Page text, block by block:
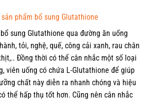
phẩm bổ sung Glutathione
sung Glutathione qua đường ăn uống
tỏi, nghệ, quế, công cải xanh, rau chân
Đồng thời có thể cân nhắc một số loại
viên uống có chứa L-Glutathione để giúp
chất này diễn ra nhanh chóng và hiệu
thể hấp thụ tốt hơn. Cũng nên cân nhắc